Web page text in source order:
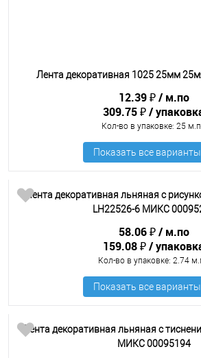
Лента декоративная 1025 25мм
12.39 ₽
м.по
309.75 ₽
Кол-во в упаковке: 25
Лента декоративная льняная с
LH22526-6 МИКС
58.06 ₽
м.по
159.08 ₽
Кол-во в упаковке: 2.74
Лента декоративная льняная с
МИКС 00095194